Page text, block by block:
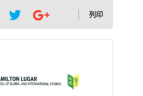
列印